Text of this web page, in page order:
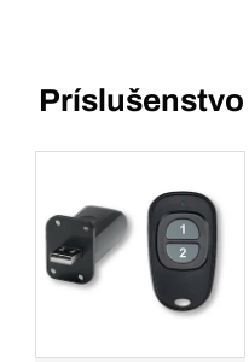
Príslušenstvo